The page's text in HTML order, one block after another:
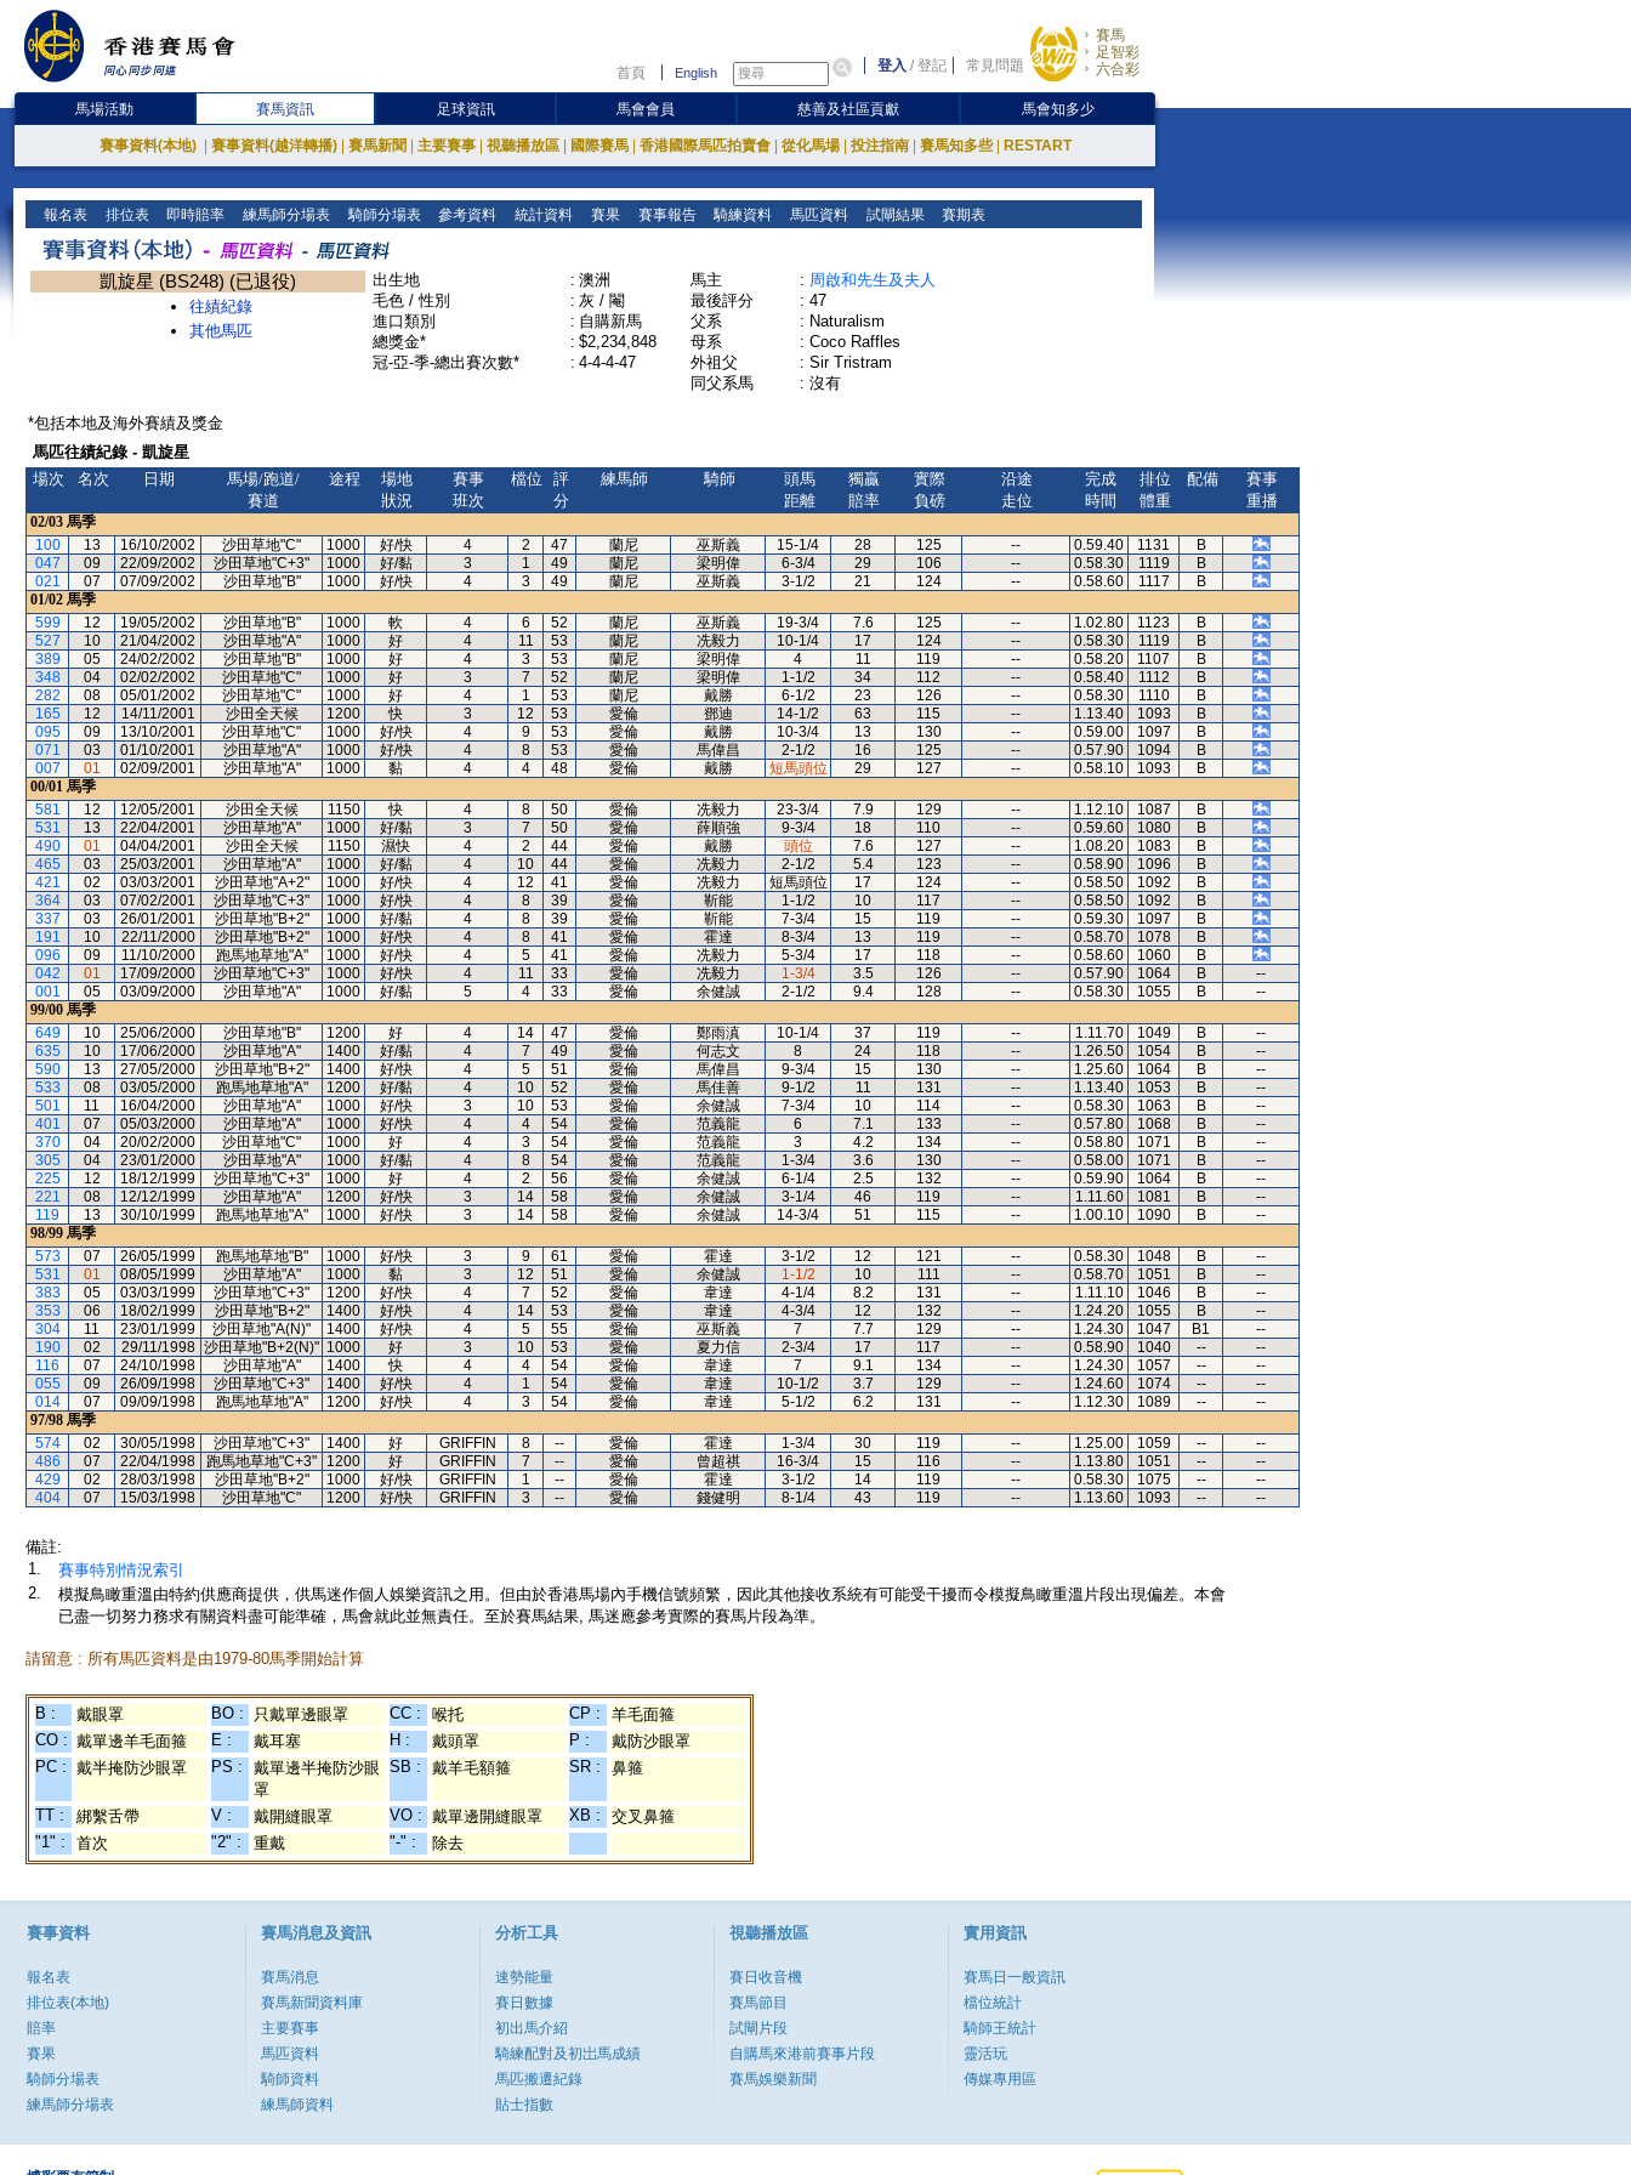
首頁 English 登入 /登記 常見問題
賽馬
足智彩
六合彩
馬場活動 賽馬資訊 足球資訊 馬會會員 慈善及社區貢獻 馬會知多少
賽事資料(本地) 賽事資料(越洋轉播) 賽馬新聞 主要賽事 視聽播放區 國際賽馬 香港國際馬匹拍賣會 從化馬場 投注指南 賽馬知多些 RESTART
報名表 排位表 即時賠率 練馬師分場表 騎師分場表 參考資料 統計資料 賽果 賽事報告 騎練資料 馬匹資料 試閘結果 賽期表
凱旋星 (BS248) (已退役)
往績紀錄
其他馬匹
出生地 : 澳洲
毛色 / 性別
: 灰 / 閹
進口類別
: 自購新馬
總獎金*
: $2,234,848
冠-亞-季-總出賽次數*
: 4-4-4-47
馬主 : 周啟和先生及夫人
最後評分
: 47
父系
: Naturalism
母系
: Coco Raffles
外祖父
: Sir Tristram
同父系馬
: 沒有
*包括本地及海外賽績及獎金
馬匹往績紀錄 - 凱旋星
場次
名次 日期
馬場/跑道/
賽道
途程
場地
狀況
賽事
班次
檔位
評
分
練馬師 騎師
頭馬
距離
獨贏
賠率
實際
負磅
沿途
走位
完成
時間
排位
體重
配備
賽事
重播
02/03 馬季
100
13 16/10/2002 沙田草地"C" 1000 好/快 4 2 47 蘭尼 巫斯義 15-1/4 28 125 -- 0.59.40 1131
B
047
09 22/09/2002 沙田草地"C+3" 1000 好/黏 3 1 49 蘭尼 梁明偉 6-3/4 29 106 -- 0.58.30 1119
B
021
07 07/09/2002 沙田草地"B" 1000 好/快 4 3 49 蘭尼 巫斯義 3-1/2 21 124 -- 0.58.60 1117
B
01/02 馬季
599
12 19/05/2002 沙田草地"B" 1000 軟 4 6 52 蘭尼 巫斯義 19-3/4 7.6 125 -- 1.02.80 1123
B
527
10 21/04/2002 沙田草地"A" 1000 好 4 11 53 蘭尼 冼毅力 10-1/4 17 124 -- 0.58.30 1119
B
389
05 24/02/2002 沙田草地"B" 1000 好 4 3 53 蘭尼 梁明偉 4 11 119 -- 0.58.20 1107
B
348
04 02/02/2002 沙田草地"C" 1000 好 3 7 52 蘭尼 梁明偉 1-1/2 34 112 -- 0.58.40 1112
B
282
08 05/01/2002 沙田草地"C" 1000 好 4 1 53 蘭尼 戴勝 6-1/2 23 126 -- 0.58.30 1110
B
165
12 14/11/2001 沙田全天候 1200 快 3 12 53 愛倫 鄧迪 14-1/2 63 115 -- 1.13.40 1093
B
095
09 13/10/2001 沙田草地"C" 1000 好/快 4 9 53 愛倫 戴勝 10-3/4 13 130 -- 0.59.00 1097
B
071
03 01/10/2001 沙田草地"A" 1000 好/快 4 8 53 愛倫 馬偉昌 2-1/2 16 125 -- 0.57.90 1094
B
007
01 02/09/2001 沙田草地"A" 1000 黏 4 4 48 愛倫 戴勝 短馬頭位 29 127 -- 0.58.10 1093
B
00/01 馬季
581
12 12/05/2001 沙田全天候 1150 快 4 8 50 愛倫 冼毅力 23-3/4 7.9 129 -- 1.12.10 1087
B
531
13 22/04/2001 沙田草地"A" 1000 好/黏 3 7 50 愛倫 薛順強 9-3/4 18 110 -- 0.59.60 1080
B
490
01 04/04/2001 沙田全天候 1150 濕快 4 2 44 愛倫 戴勝 頭位 7.6 127 -- 1.08.20 1083
B
465
03 25/03/2001 沙田草地"A" 1000 好/黏 4 10 44 愛倫 冼毅力 2-1/2 5.4 123 -- 0.58.90 1096
B
421
02 03/03/2001 沙田草地"A+2" 1000 好/快 4 12 41 愛倫 冼毅力 短馬頭位 17 124 -- 0.58.50 1092
B
364
03 07/02/2001 沙田草地"C+3" 1000 好/快 4 8 39 愛倫 靳能 1-1/2 10 117 -- 0.58.50 1092
B
337
03 26/01/2001 沙田草地"B+2" 1000 好/黏 4 8 39 愛倫 靳能 7-3/4 15 119 -- 0.59.30 1097
B
191
10 22/11/2000 沙田草地"B+2" 1000 好/快 4 8 41 愛倫 霍達 8-3/4 13 119 -- 0.58.70 1078
B
096
09 11/10/2000 跑馬地草地"A" 1000 好/快 4 5 41 愛倫 冼毅力 5-3/4 17 118 -- 0.58.60 1060
B
042
01 17/09/2000 沙田草地"C+3" 1000 好/快 4 11 33 愛倫 冼毅力 1-3/4 3.5 126 -- 0.57.90 1064 B
--
001
05 03/09/2000 沙田草地"A" 1000 好/黏 5 4 33 愛倫 余健誠 2-1/2 9.4 128 -- 0.58.30 1055 B
--
99/00 馬季
649
10 25/06/2000 沙田草地"B" 1200 好 4 14 47 愛倫 鄭雨滇 10-1/4 37 119 -- 1.11.70 1049 B
--
635
10 17/06/2000 沙田草地"A" 1400 好/黏 4 7 49 愛倫 何志文 8 24 118 -- 1.26.50 1054 B
--
590
13 27/05/2000 沙田草地"B+2" 1400 好/快 4 5 51 愛倫 馬偉昌 9-3/4 15 130 -- 1.25.60 1064 B
--
533
08 03/05/2000 跑馬地草地"A" 1200 好/黏 4 10 52 愛倫 馬佳善 9-1/2 11 131 -- 1.13.40 1053 B
--
501
11 16/04/2000 沙田草地"A" 1000 好/快 3 10 53 愛倫 余健誠 7-3/4 10 114 -- 0.58.30 1063 B
--
401
07 05/03/2000 沙田草地"A" 1000 好/快 4 4 54 愛倫 范義龍 6 7.1 133 -- 0.57.80 1068 B
--
370
04 20/02/2000 沙田草地"C" 1000 好 4 3 54 愛倫 范義龍 3 4.2 134 -- 0.58.80 1071 B
--
305
04 23/01/2000 沙田草地"A" 1000 好/黏 4 8 54 愛倫 范義龍 1-3/4 3.6 130 -- 0.58.00 1071 B
--
225
12 18/12/1999 沙田草地"C+3" 1000 好 4 2 56 愛倫 余健誠 6-1/4 2.5 132 -- 0.59.90 1064 B
--
221
08 12/12/1999 沙田草地"A" 1200 好/快 3 14 58 愛倫 余健誠 3-1/4 46 119 -- 1.11.60 1081 B
--
119
13 30/10/1999 跑馬地草地"A" 1000 好/快 3 14 58 愛倫 余健誠 14-3/4 51 115 -- 1.00.10 1090 B
--
98/99 馬季
573
07 26/05/1999 跑馬地草地"B" 1000 好/快 3 9 61 愛倫 霍達 3-1/2 12 121 -- 0.58.30 1048 B
--
531
01 08/05/1999 沙田草地"A" 1000 黏 3 12 51 愛倫 余健誠 1-1/2 10 111 -- 0.58.70 1051 B
--
383
05 03/03/1999 沙田草地"C+3" 1200 好/快 4 7 52 愛倫 韋達 4-1/4 8.2 131 -- 1.11.10 1046 B
--
353
06 18/02/1999 沙田草地"B+2" 1400 好/快 4 14 53 愛倫 韋達 4-3/4 12 132 -- 1.24.20 1055 B
--
304
11 23/01/1999 沙田草地"A(N)" 1400 好/快 4 5 55 愛倫 巫斯義 7 7.7 129 -- 1.24.30 1047 B1
--
190
02 29/11/1998 沙田草地"B+2(N)" 1000 好 3 10 53 愛倫 夏力信 2-3/4 17 117 -- 0.58.90 1040 --
--
116
07 24/10/1998 沙田草地"A" 1400 快 4 4 54 愛倫 韋達 7 9.1 134 -- 1.24.30 1057 --
--
055
09 26/09/1998 沙田草地"C+3" 1400 好/快 4 1 54 愛倫 韋達 10-1/2 3.7 129 -- 1.24.60 1074 --
--
014
07 09/09/1998 跑馬地草地"A" 1200 好/快 4 3 54 愛倫 韋達 5-1/2 6.2 131 -- 1.12.30 1089 --
--
97/98 馬季
574
02 30/05/1998 沙田草地"C+3" 1400 好 GRIFFIN 8 -- 愛倫 霍達 1-3/4 30 119 -- 1.25.00 1059 --
--
486
07 22/04/1998 跑馬地草地"C+3" 1200 好 GRIFFIN 7 -- 愛倫 曾超祺 16-3/4 15 116 -- 1.13.80 1051 --
--
429
02 28/03/1998 沙田草地"B+2" 1000 好/快 GRIFFIN 1 -- 愛倫 霍達 3-1/2 14 119 -- 0.58.30 1075 --
--
404
07 15/03/1998 沙田草地"C" 1200 好/快 GRIFFIN 3 -- 愛倫 錢健明 8-1/4 43 119 -- 1.13.60 1093 -- --
備註:
1.
賽事特別情況索引
2.
模擬鳥瞰重溫由特約供應商提供，供馬迷作個人娛樂資訊之用。但由於香港馬場內手機信號頻繁，因此其他接收系統有可能受干擾而令模擬鳥瞰重溫片段出現偏差。本會
已盡一切努力務求有關資料盡可能準確，馬會就此並無責任。至於賽馬結果, 馬迷應參考實際的賽馬片段為準。
請留意 : 所有馬匹資料是由1979-80馬季開始計算
B : 戴眼罩 BO : 只戴單邊眼罩 CC : 喉托 CP :
羊毛面箍
CO : 戴單邊羊毛面箍 E : 戴耳塞 H : 戴頭罩 P :
戴防沙眼罩
PC : 戴半掩防沙眼罩 PS :
戴單邊半掩防沙眼
罩
SB : 戴羊毛額箍 SR : 鼻箍
TT : 綁繫舌帶 V : 戴開縫眼罩 VO : 戴單邊開縫眼罩 XB :
交叉鼻箍
"1" :
首次 "2" : 重戴 "-" : 除去
賽事資料
報名表
排位表(本地)
賠率
賽果
騎師分場表
練馬師分場表
賽馬消息及資訊
賽馬消息
賽馬新聞資料庫
主要賽事
馬匹資料
騎師資料
練馬師資料
分析工具
速勢能量
賽日數據
初出馬介紹
騎練配對及初岀馬成績
馬匹搬遷紀錄
貼士指數
視聽播放區
賽日收音機
賽馬節目
試閘片段
自購馬來港前賽事片段
賽馬娛樂新聞
實用資訊
賽馬日一般資訊
檔位統計
騎師王統計
靈活玩
傳媒專用區